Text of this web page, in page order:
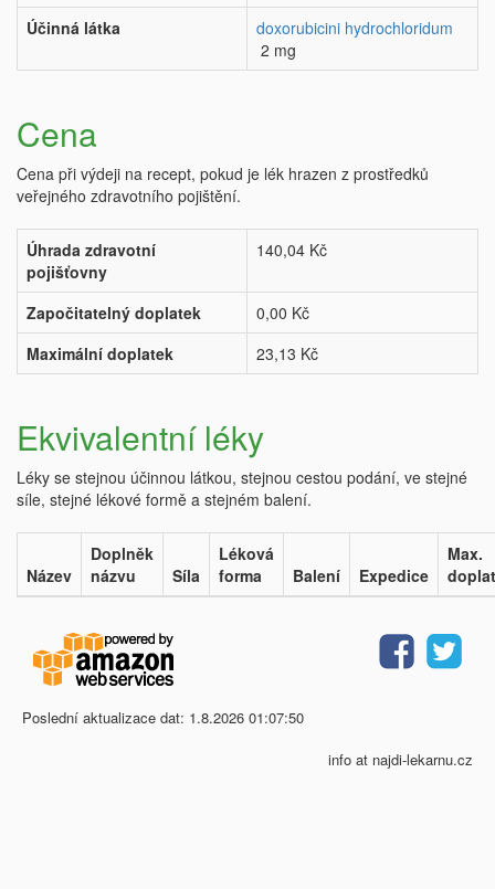
Účinná látka
doxorubicini hydrochloridum
2 mg
Cena
Cena při výdeji na recept, pokud je lék hrazen z prostředků
veřejného zdravotního pojištění.
Úhrada zdravotní
pojišťovny
140,04 Kč
Započitatelný doplatek
0,00 Kč
Maximální doplatek
23,13 Kč
Ekvivalentní léky
Léky se stejnou účinnou látkou, stejnou cestou podání, ve stejné
síle, stejné lékové formě a stejném balení.
Název
Doplněk
názvu
Síla
Léková
forma
Balení Expedice
Max.
Poslední aktualizace dat: 1.8.2026 01:07:50
info at najdi-lekarnu.cz